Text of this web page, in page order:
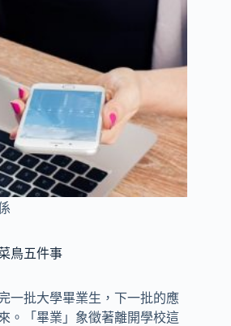
鳥五件事
一批大學畢業生，下一批的應
。「畢業」象徵著離開學校這